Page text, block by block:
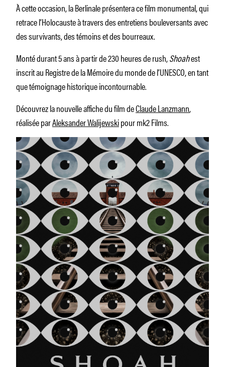
À cette occasion, la Berlinale présentera ce film monumental, qui
retrace l’Holocauste à travers des entretiens bouleversants avec
des survivants, des témoins et des bourreaux.
Monté durant 5 ans à partir de 230 heures de rush,Shoahest
inscrit au Registre de la Mémoire du monde de l’UNESCO, en tant
que témoignage historique incontournable.
Découvrez la nouvelle affiche du film deClaude Lanzmann,
réalisée parAleksander Walijewskipour mk2 Films.